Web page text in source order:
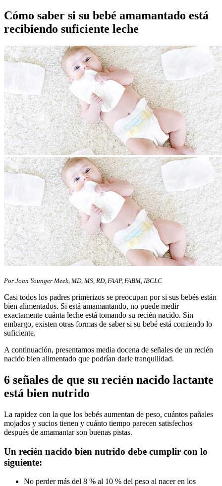
Cómo saber si su bebé amamantado está
recibiendo suficiente leche
​Por Joan Younger Meek, MD, MS, RD, FAAP, FABM, IBCLC
Casi todos los padres primerizos se preocupan por si sus bebés están
bien alimentados. Si está amamantando, no puede medir
exactamente cuánta leche está tomando su recién nacido. Sin
embargo, existen otras formas de saber si su bebé está comiendo lo
suficiente.
A continuación, presentamos media docena de señales de un recién
nacido bien alimentado que podrían darle tranquilidad.
6 señales ​​​de que su recién nacido lactante
está bien nutrido
La rapidez con la que los bebés aumentan de peso, cuántos pañales
mojados y sucios tienen y cuánto​ tiempo parecen satisfechos
después de amamantar son buenas pistas.
Un recién nacido bien nutrid​o debe cumplir con lo
siguiente:
No perder más del 8 % al 10 % del peso al nacer en los